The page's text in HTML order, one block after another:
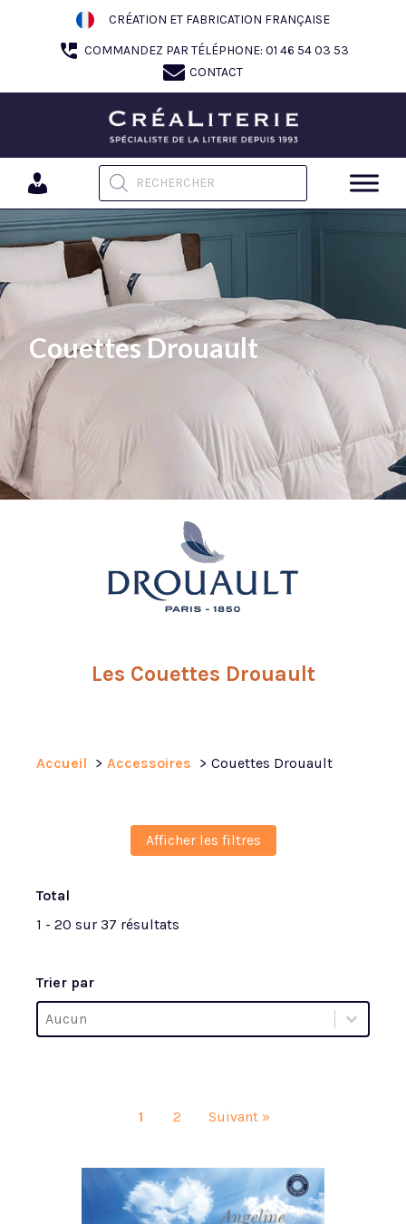
CRÉATION ET FABRICATION FRANÇAISE
COMMANDEZ PAR TÉLÉPHONE: 01 46 54 03 53
CONTACT
Recherche de produits
Couettes Drouault
Les Couettes Drouault
Accueil Accessoires Couettes Drouault
Afficher les filtres
Total
1 - 20 sur 37 résultats
Trier par
Trier par
Trier par
Trier par
1 2 Suivant »